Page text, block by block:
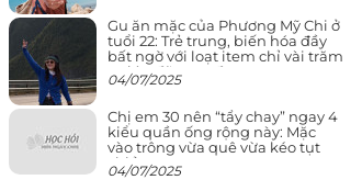
Gu ăn mặc của Phương Mỹ Chi ở
tuổi 22: Trẻ trung, biến hóa đầy
bất ngờ với loạt item chỉ vài trăm
nghìn đã mua được
04/07/2025
Chị em 30 nên “tẩy chay” ngay 4
kiểu quần ống rộng này: Mặc
vào trông vừa quê vừa kéo tụt
chiều cao
04/07/2025